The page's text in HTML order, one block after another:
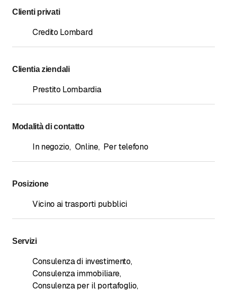
Clienti privati
Credito Lombard
Clientia ziendali
Prestito Lombardia
Modalità di contatto
In negozio, Online, Per telefono
Posizione
Vicino ai trasporti pubblici
Servizi
Consulenza di investimento,
Consulenza immobiliare,
Consulenza per il portafoglio,